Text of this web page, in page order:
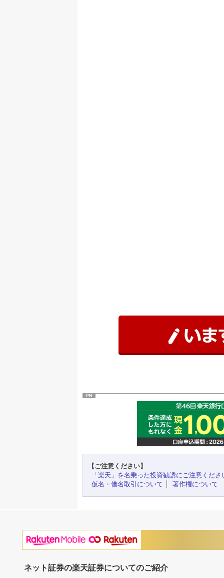
PR
【ご注意ください】
「楽天」を名乗った投資勧誘にご注意くださ
仮名・借名取引について
著作権について
ネット証券の楽天証券についてのご紹介